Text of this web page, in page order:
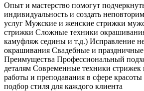
Опыт и мастерство помогут
индивидуальность и создать
услуг Мужские и женские стрижки
стрижки Сложные техники
камуфляж седины и т.д.) Исправление
окрашивания Свадебные и
Преимущества Профессиональный
деталям Современные техники
работы и преподавания в сфере
подбор стиля для каждого клиента